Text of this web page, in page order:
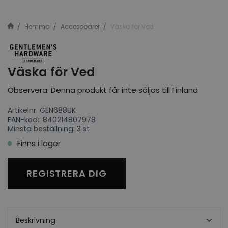
Hemma Accessoarer Väska för Ved
Väska för Ved
Observera: Denna produkt får inte säljas till Finland
Artikelnr: GEN688UK
EAN-kod:: 840214807978
Minsta beställning: 3 st
Finns i lager
REGISTRERA DIG
Beskrivning